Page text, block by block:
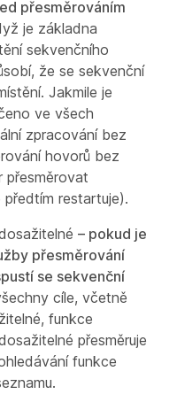
přesměrováním
je základna
sekvenčního
že se sekvenční
Jakmile je
ve všech
zpracování bez
hovorů bez
restartuje).
– pokud je
přesměrování
se sekvenční
cíle, včetně
funkce
přesměruje
funkce